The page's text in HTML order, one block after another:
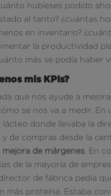
hubieses podido
al tanto? ¿cuántas
en inventario?
la productividad
más se podía haber
mis KPIs?
que nos ayude a
se nos va a medir. En
lácteo donde llevaba la
y de compras desde la
mejora de márgenes. En
de la mayoría de
de fábrica pedía
más proteína. Estaba